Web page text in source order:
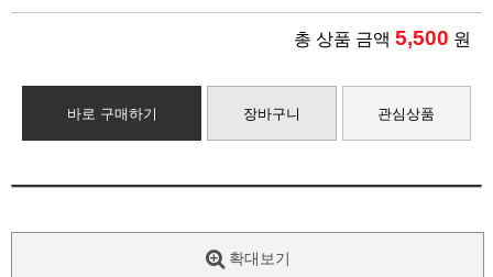
총 상품 금액 5,500 원
바로 구매하기 장바구니 관심상품
확대보기